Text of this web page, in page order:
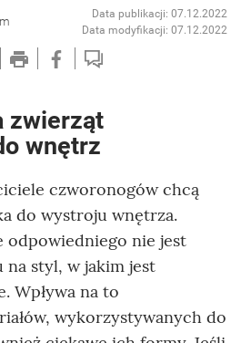
Data publikacji: 07.12.2022
Data modyfikacji: 07.12.2022
zwierząt
wnętrz
czworonogów chcą
do wystroju wnętrza.
odpowiedniego nie jest
styl, w jakim jest
Wpływa na to
wykorzystywanych do